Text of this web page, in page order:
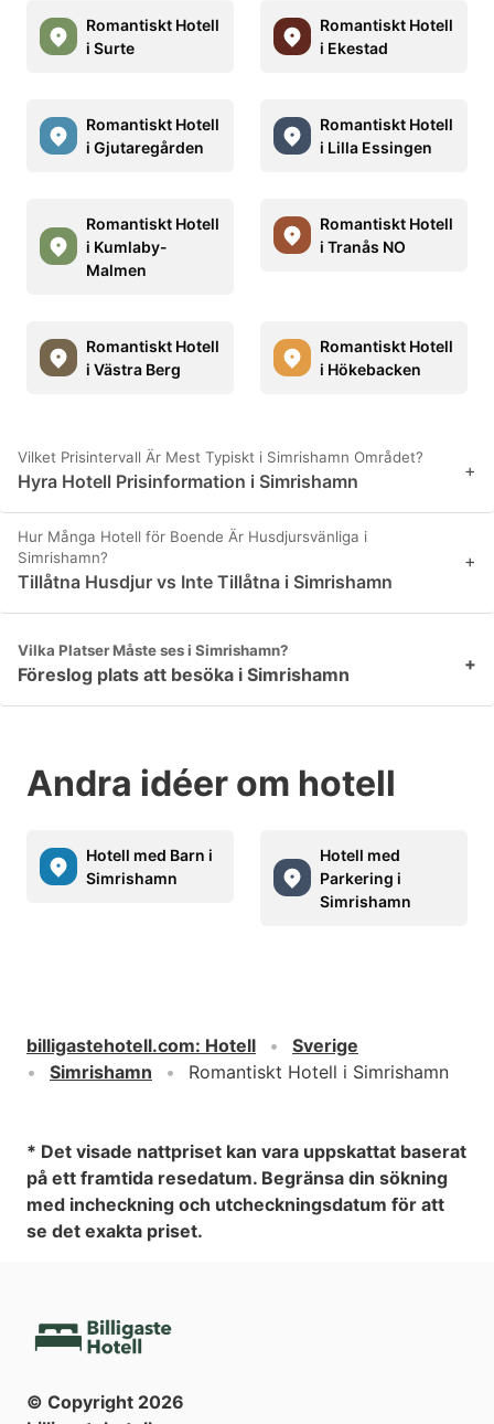
Romantiskt Hotell
i Surte
Romantiskt Hotell
i Ekestad
Romantiskt Hotell
i Gjutaregården
Romantiskt Hotell
i Lilla Essingen
Romantiskt Hotell
i Kumlaby-
Malmen
Romantiskt Hotell
i Tranås NO
Romantiskt Hotell
i Västra Berg
Romantiskt Hotell
i Hökebacken
Vilket Prisintervall Är Mest Typiskt i Simrishamn Området?
Hyra Hotell Prisinformation i Simrishamn +
Hur Många Hotell för Boende Är Husdjursvänliga i
Simrishamn?
Tillåtna Husdjur vs Inte Tillåtna i Simrishamn
+
Vilka Platser Måste ses i Simrishamn?
Föreslog plats att besöka i Simrishamn +
Andra idéer om hotell
Hotell med Barn i
Simrishamn
Hotell med
Parkering i
Simrishamn
billigastehotell.com: Hotell
Sverige
Simrishamn
Romantiskt Hotell i Simrishamn
* Det visade nattpriset kan vara uppskattat baserat
på ett framtida resedatum. Begränsa din sökning
med incheckning och utcheckningsdatum för att
se det exakta priset.
© Copyright 2026